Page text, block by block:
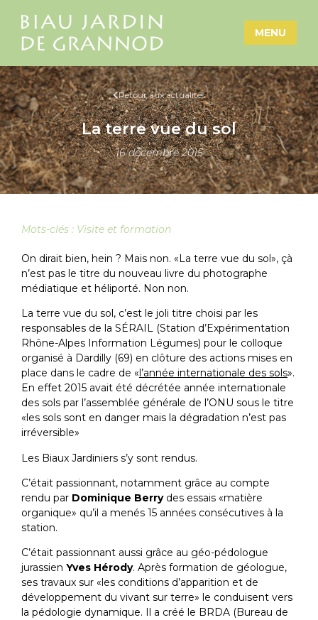
MENU
Retour aux actualités
La terre vue du sol
16 décembre 2015
Mots-clés : Visite et formation
On dirait bien, hein ? Mais non. «La terre vue du sol», çà
n’est pas le titre du nouveau livre du photographe
médiatique et héliporté. Non non.
La terre vue du sol, c’est le joli titre choisi par les
responsables de la SÉRAIL (Station d’Expérimentation
Rhône-Alpes Information Légumes) pour le colloque
organisé à Dardilly (69) en clôture des actions mises en
place dans le cadre de «l’année internationale des sols».
En effet 2015 avait été décrétée année internationale
des sols par l’assemblée générale de l’ONU sous le titre
«les sols sont en danger mais la dégradation n’est pas
irréversible»
Les Biaux Jardiniers s’y sont rendus.
C’était passionnant, notamment grâce au compte
rendu par Dominique Berrydes essais «matière
organique» qu’il a menés 15 années consécutives à la
station.
C’était passionnant aussi grâce au géo-pédologue
jurassien Yves Hérody. Après formation de géologue,
ses travaux sur «les conditions d’apparition et de
développement du vivant sur terre» le conduisent vers
la pédologie dynamique. Il a créé le BRDA (Bureau de